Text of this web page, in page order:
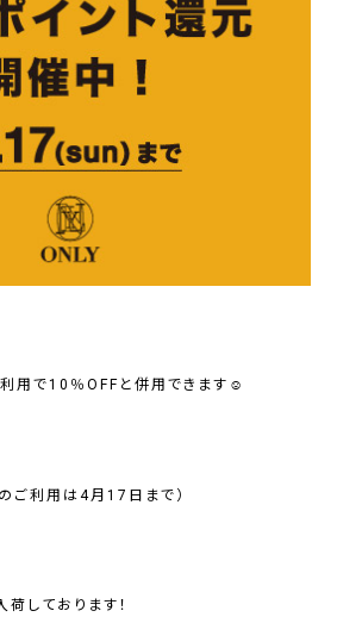
用で10％OFFと併用できます☺️
ご利用は4月17日まで）
しております！